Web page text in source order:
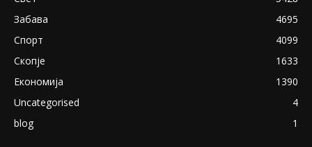
Забава
4695
Спорт
4099
Скопје
1633
Економија
1390
Uncategorised
4
blog
1